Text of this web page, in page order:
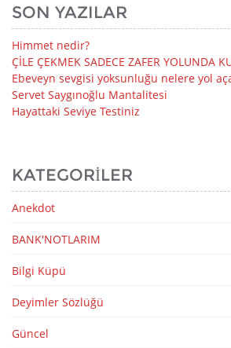
SON YAZILAR
Himmet nedir?
ÇİLE ÇEKMEK SADECE ZAFER YOLUNDA
Ebeveyn sevgisi yoksunluğu nelere yol
Servet Saygınoğlu Mantalitesi
Hayattaki Seviye Testiniz
KATEGORILER
Anekdot
BANK'NOTLARIM
Bilgi Küpü
Deyimler Sözlüğü
Güncel